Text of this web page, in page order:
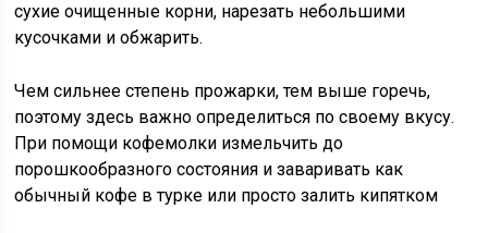
сухие очищенные корни, нарезать небольшими
кусочками и обжарить.
Чем сильнее степень прожарки, тем выше горечь,
поэтому здесь важно определиться по своему вкусу.
При помощи кофемолки измельчить до
порошкообразного состояния и заваривать как
обычный кофе в турке или просто залить кипятком